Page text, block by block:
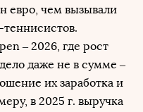
евро, чем вызывали
теннисистов.
– 2026, где рост
даже не в сумме –
их заработка и
в 2025 г. выручка